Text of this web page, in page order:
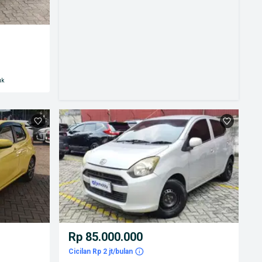
Rp 85.000.000
Cicilan Rp 2 jt/bulan